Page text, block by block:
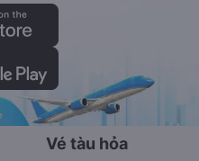
Vé tàu hỏa